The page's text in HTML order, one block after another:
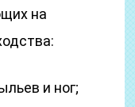
на
и ног;